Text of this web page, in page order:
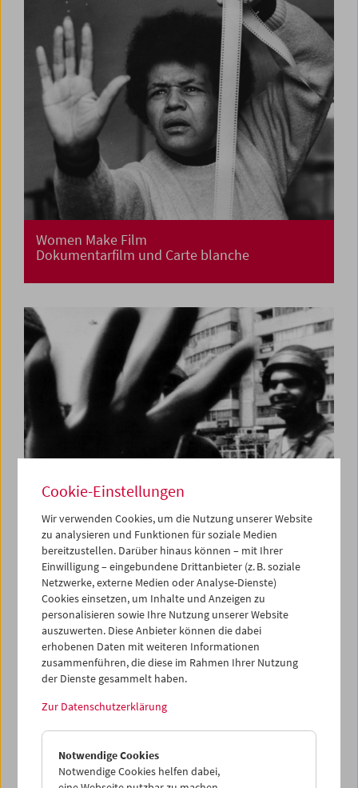
Women Make Film
Dokumentarfilm und Carte blanche
Carte blanche
Jerusalem Cinematheque
Cookie-Einstellungen
Wir verwenden Cookies, um die Nutzung unserer Website
zu analysieren und Funktionen für soziale Medien
bereitzustellen. Darüber hinaus können – mit Ihrer
Einwilligung – eingebundene Drittanbieter (z. B. soziale
Netzwerke, externe Medien oder Analyse-Dienste)
Cookies einsetzen, um Inhalte und Anzeigen zu
personalisieren sowie Ihre Nutzung unserer Website
auszuwerten. Diese Anbieter können die dabei
erhobenen Daten mit weiteren Informationen
zusammenführen, die diese im Rahmen Ihrer Nutzung
der Dienste gesammelt haben.
Zur Datenschutzerklärung
Notwendige Cookies
Notwendige Cookies helfen dabei,